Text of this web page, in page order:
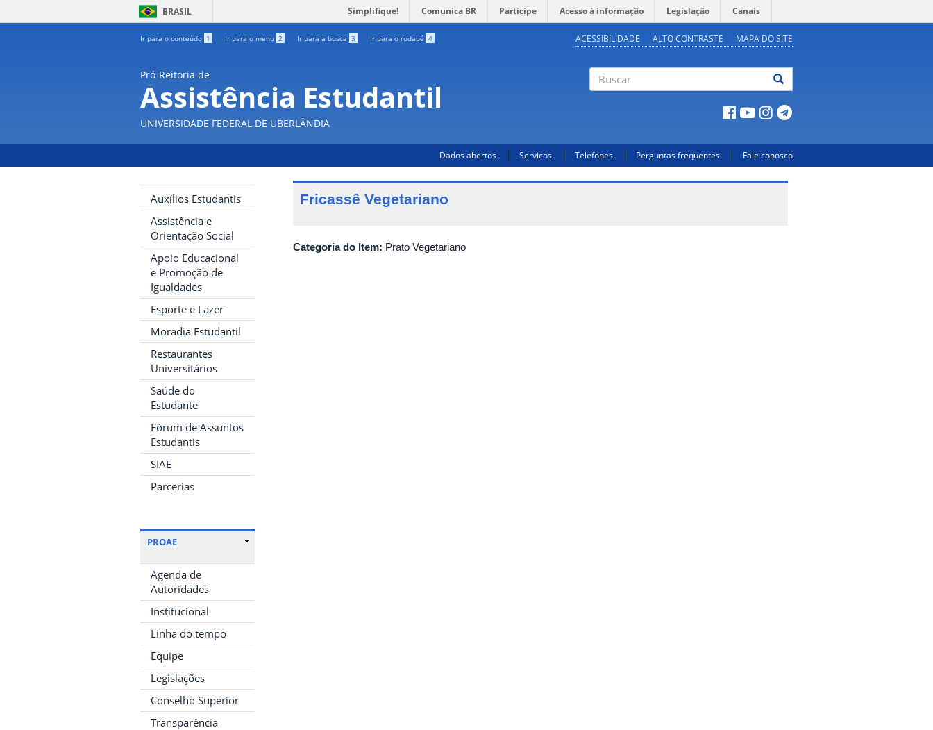
BRASIL Simplifique! Comunica BR Participe Acesso à informação Legislação Canais
Ir para o conteúdo 1 Ir para o menu 2 Ir para a busca 3 Ir para o rodapé 4 ACESSIBILIDADE ALTO CONTRASTE MAPA DO SITE
Pró-Reitoria de
Assistência Estudantil
UNIVERSIDADE FEDERAL DE UBERLÂNDIA
Dados abertos Serviços Telefones Perguntas frequentes Fale conosco
Auxílios Estudantis
Assistência e
Orientação Social
Apoio Educacional
e Promoção de
Igualdades
Esporte e Lazer
Moradia Estudantil
Restaurantes
Universitários
Saúde do
Estudante
Fórum de Assuntos
Estudantis
SIAE
Parcerias
PROAE
Agenda de
Autoridades
Institucional
Linha do tempo
Equipe
Legislações
Conselho Superior
Transparência
Fricassê Vegetariano
Categoria do Item: Prato Vegetariano